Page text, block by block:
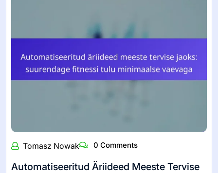
Tomasz Nowak 0 Comments
Automatiseeritud Äriideed Meeste Tervise